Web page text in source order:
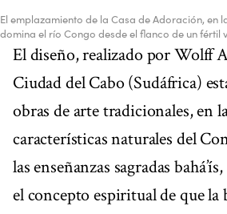
El emplazamiento de la Casa de Adoración, en
domina el río Congo desde el flanco de un fértil
El diseño, realizado por Wolff
Ciudad del Cabo (Sudáfrica)
obras de arte tradicionales, en
características naturales del
las enseñanzas sagradas
el concepto espiritual de que la